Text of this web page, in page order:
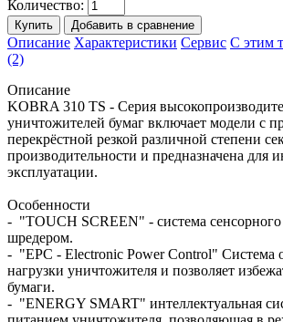
Количество:
Описание Характеристики Сервис С этим
(2)
Описание
KOBRA 310 TS - Серия
уничтожителей бумаг включает модели с
перекрёстной резкой различной степени
производительности и предназначена для
эксплуатации.
Особенности
- "TOUCH SCREEN" - система сенсорного
шредером.
- "EPC - Electronic Power Control" Система
нагрузки уничтожителя и позволяет
бумаги.
- "ENERGY SMART" интеллектуальная